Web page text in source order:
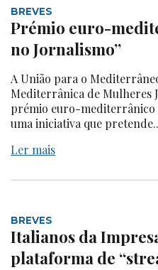
BREVES
Prémio euro-
no Jornalismo”
A União para o
Mediterrânica de Mulheres
prémio euro-mediterrânico
uma iniciativa que
Ler mais
BREVES
Italianos da
plataforma de